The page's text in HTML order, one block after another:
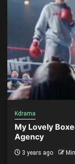
Kdrama
My Lovely
Agency
3 years ago